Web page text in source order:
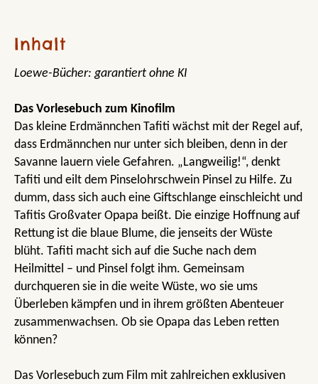
Inhalt
Loewe-Bücher: garantiert ohne KI
Das Vorlesebuch zum Kinofilm
Das kleine Erdmännchen Tafiti wächst mit der Regel auf,
dass Erdmännchen nur unter sich bleiben, denn in der
Savanne lauern viele Gefahren. „Langweilig!“, denkt
Tafiti und eilt dem Pinselohrschwein Pinsel zu Hilfe. Zu
dumm, dass sich auch eine Giftschlange einschleicht und
Tafitis Großvater Opapa beißt. Die einzige Hoffnung auf
Rettung ist die blaue Blume, die jenseits der Wüste
blüht. Tafiti macht sich auf die Suche nach dem
Heilmittel – und Pinsel folgt ihm. Gemeinsam
durchqueren sie in die weite Wüste, wo sie ums
Überleben kämpfen und in ihrem größten Abenteuer
zusammenwachsen. Ob sie Opapa das Leben retten
können?
Das Vorlesebuch zum Film mit zahlreichen exklusiven